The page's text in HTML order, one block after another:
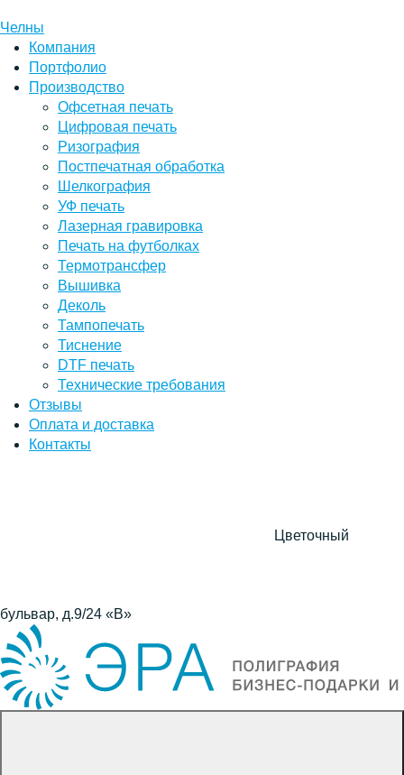
Челны
Компания
Портфолио
Производство
Офсетная печать
Цифровая печать
Ризография
Постпечатная обработка
Шелкография
УФ печать
Лазерная гравировка
Печать на футболках
Термотрансфер
Вышивка
Деколь
Тампопечать
Тиснение
DTF печать
Технические требования
Отзывы
Оплата и доставка
Контакты
Цветочный
бульвар, д.9/24 «В»